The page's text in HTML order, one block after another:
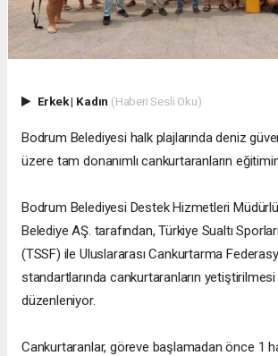
Erkek| Kadın (Haberi Sesli Oku)
Bodrum Belediyesi halk plajlarında deniz
üzere tam donanımlı cankurtaranların
Bodrum Belediyesi Destek Hizmetleri
Belediye AŞ. tarafından, Türkiye Sualtı
(TSSF) ile Uluslararası Cankurtarma
standartlarında cankurtaranların
düzenleniyor.
Cankurtaranlar, göreve başlamadan önce 1